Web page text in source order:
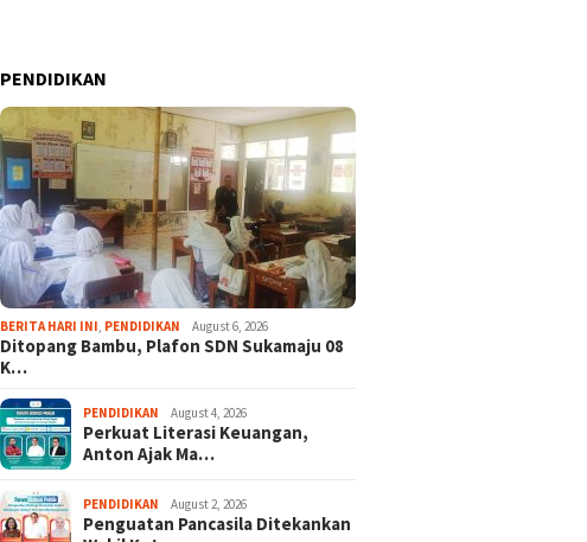
PENDIDIKAN
BERITA HARI INI PENDIDIKAN August 6, 2026
Ditopang Bambu, Plafon SDN Sukamaju 08
K…
PENDIDIKAN August 4, 2026
Perkuat Literasi Keuangan,
Anton Ajak Ma…
PENDIDIKAN August 2, 2026
Penguatan Pancasila Ditekankan